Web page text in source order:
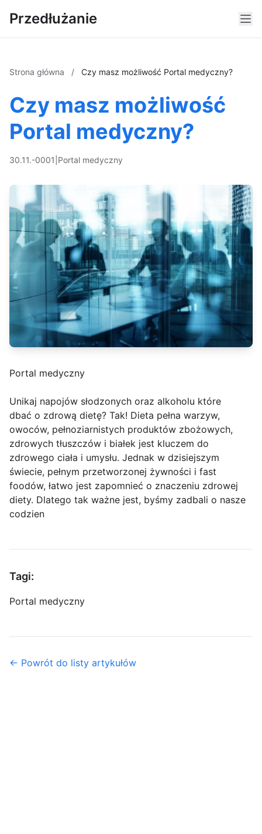
Przedłużanie
Strona główna / Czy masz możliwość Portal medyczny?
Czy masz możliwość
Portal medyczny?
30.11.-0001 Portal medyczny
Portal medyczny
Unikaj napojów słodzonych oraz alkoholu które
dbać o zdrową dietę? Tak! Dieta pełna warzyw,
owoców, pełnoziarnistych produktów zbożowych,
zdrowych tłuszczów i białek jest kluczem do
zdrowego ciała i umysłu. Jednak w dzisiejszym
świecie, pełnym przetworzonej żywności i fast
foodów, łatwo jest zapomnieć o znaczeniu zdrowej
diety. Dlatego tak ważne jest, byśmy zadbali o nasze
codzien
Tagi:
Portal medyczny
← Powrót do listy artykułów